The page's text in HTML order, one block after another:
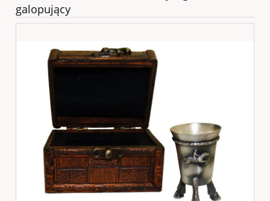
galopujący